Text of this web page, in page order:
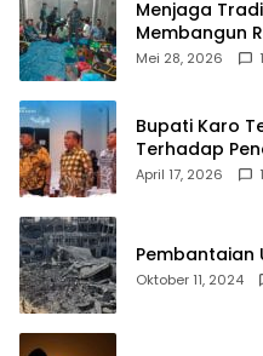
Menjaga
Membangun
Barat
Mei 28, 2026 1
Bupati Karo
Terhadap
Pemerintah
April 17, 2026 1
Pembantaian
Oktober 11, 2024